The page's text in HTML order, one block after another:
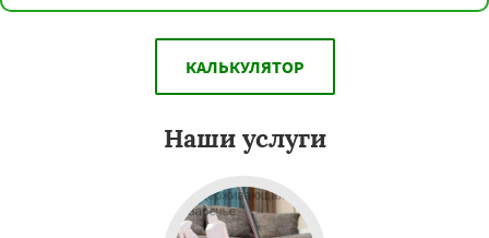
КАЛЬКУЛЯТОР
Наши услуги